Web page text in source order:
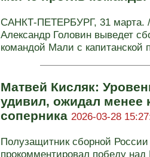
САНКТ-ПЕТЕРБУРГ, 31 марта.
Александр Головин выведет
командой Мали с капитанской
Матвей Кисляк:
удивил, ожидал менее
соперника 2026-03-28
Полузащитник сборной
прокомментировал победу